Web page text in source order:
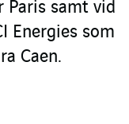
Paris samt vid
Energies som
Caen.